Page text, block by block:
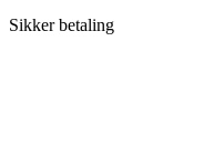
Sikker betaling